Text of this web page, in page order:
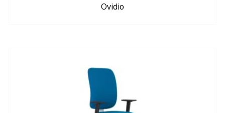
Ovidio